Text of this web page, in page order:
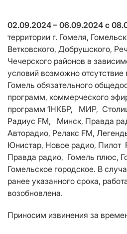
02.09.2024 – 06.09.2024 с
территории г. Гомеля,
Ветковского, Добрушского,
Чечерского районов в
условий возможно
Гомель обязательного
программ, коммерческого
программ 1НКБР, МИР,
Радиус FM, Минск, Правда
Авторадио, Релакс FM,
Юнистар, Новое радио,
Правда радио, Гомель плюс,
Гомельское городское. В
ранее указанного срока,
возобновлена.
Приносим извинения за